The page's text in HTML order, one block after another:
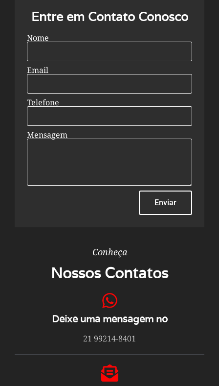
Conheça
Nossos Contatos
Deixe uma mensagem no
21 99214-8401
Entre em Contato Conosco
Nome
Email
Telefone
Mensagem
Enviar